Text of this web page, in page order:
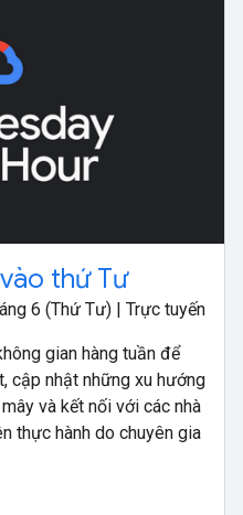
thứ Tư
6 (Thứ Tư) | Trực tuyến
gian hàng tuần để
cập nhật những xu hướng
và kết nối với các nhà
thực hành do chuyên gia